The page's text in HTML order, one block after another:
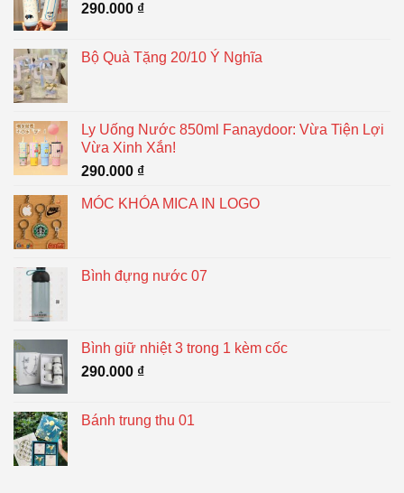
290.000 ₫
Bộ Quà Tặng 20/10 Ý Nghĩa
Ly Uống Nước 850ml Fanaydoor: Vừa Tiện Lợi
Vừa Xinh Xắn!
290.000 ₫
MÓC KHÓA MICA IN LOGO
Bình đựng nước 07
Bình giữ nhiệt 3 trong 1 kèm cốc
290.000 ₫
Bánh trung thu 01